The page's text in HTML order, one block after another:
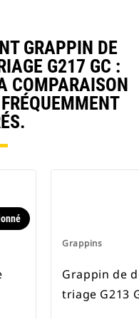
GRAPPIN DE
G217 GC :
COMPARAISON
Grappins
Grappin de
triage G213